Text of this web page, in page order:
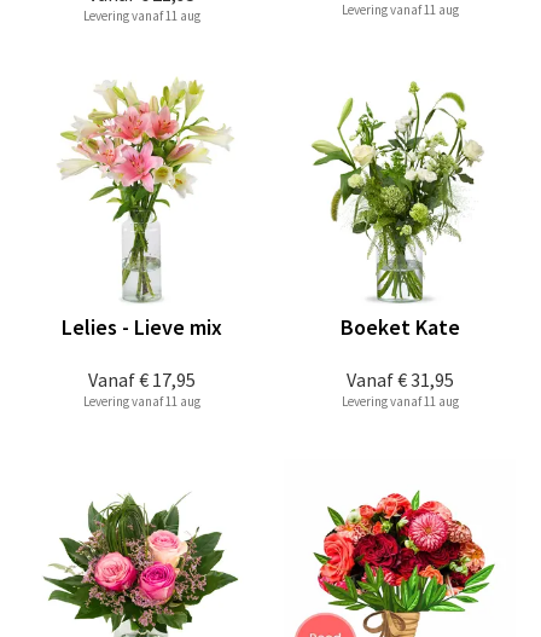
Levering vanaf 11 aug Levering vanaf 11 aug
Vanaf€ 17,95
Lelies - Lieve mix
Levering vanaf 11 aug
Vanaf€ 31,95
Boeket Kate
Levering vanaf 11 aug